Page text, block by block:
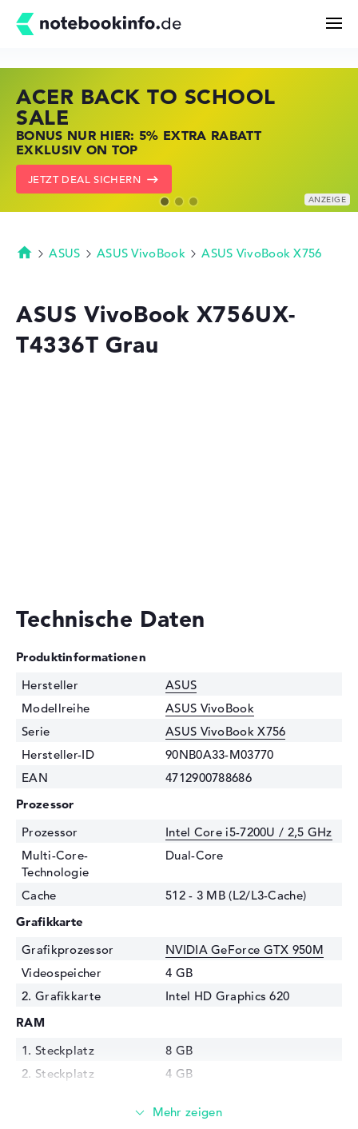
Kaufberatung
Technik & Wissen
Deals
Merkzettel
ACER BACK TO SCHOOL
SALE
BONUS NUR HIER: 5% EXTRA RABATT
EXKLUSIV ON TOP
JETZT DEAL SICHERN
HP STORE SSV DEALS
JETZT ZUGREIFEN: NOTEBOOKS BEI HP
KRÄFTIG REDUZIERT
ZU DEN HP ANGEBOTEN
LENOVO LAPTOP DEALS
NOTEBOOKS BEI LENOVO JETZT
KRÄFTIG REDUZIERT
LENOVO DEALS ZEIGEN
Startseite
ASUS ASUS VivoBook ASUS VivoBook X756
ASUS VivoBook X756UX-
T4336T Grau
Technische Daten
Produktinformationen
Hersteller
ASUS
Modellreihe
ASUS VivoBook
Serie
ASUS VivoBook X756
Hersteller-ID
90NB0A33-M03770
EAN
4712900788686
Prozessor
Prozessor
Intel Core i5-7200U / 2,5 GHz
Multi-Core-
Technologie
Dual-Core
Cache
512 - 3 MB (L2/L3-Cache)
Grafikkarte
Grafikprozessor
NVIDIA GeForce GTX 950M
Videospeicher
4 GB
2. Grafikkarte
Intel HD Graphics 620
RAM
1. Steckplatz
8 GB
2. Steckplatz
4 GB
DDR4 SDRAM - PC4-17000 -